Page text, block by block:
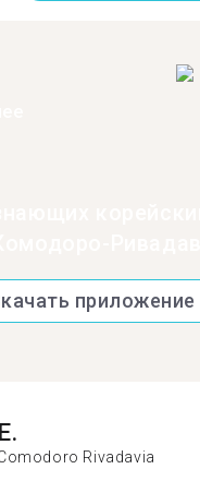
приложение
E.
Rivadavia